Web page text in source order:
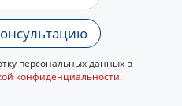
персональных данных в
конфиденциальности.